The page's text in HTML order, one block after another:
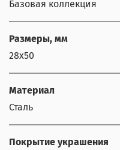
Базовая коллекция
Размеры, мм
28х50
Материал
Сталь
Покрытие украшения